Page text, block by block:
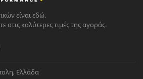
είναι εδώ.
στις καλύτερες τιμές της αγοράς.
Ελλάδα